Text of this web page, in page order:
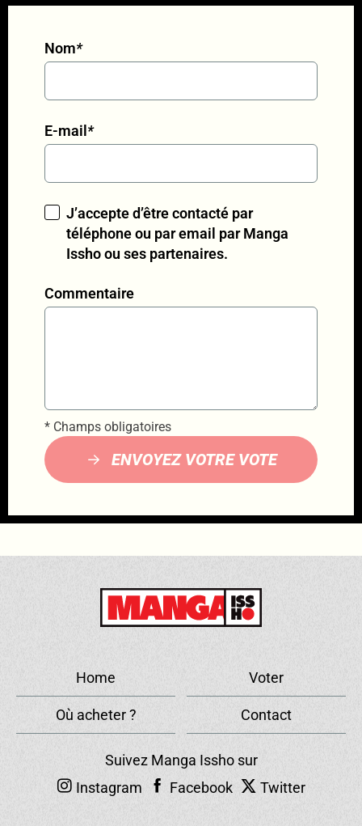
Nom*
E-mail *
J’accepte d’être contacté par
téléphone ou par email par Manga
Issho ou ses partenaires.
Commentaire
* Champs obligatoires
ENVOYEZ VOTRE VOTE
Home Voter
Où acheter ? Contact
Suivez Manga Issho sur
Instagram
Facebook Twitter